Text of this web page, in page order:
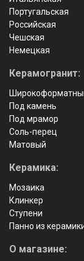
Португальская
Российская
Чешская
Немецкая
Керамогранит:
Под камень
Под мрамор
Соль-перец
Матовый
Керамика:
Мозаика
Клинкер
Ступени
Панно из
О магазине: